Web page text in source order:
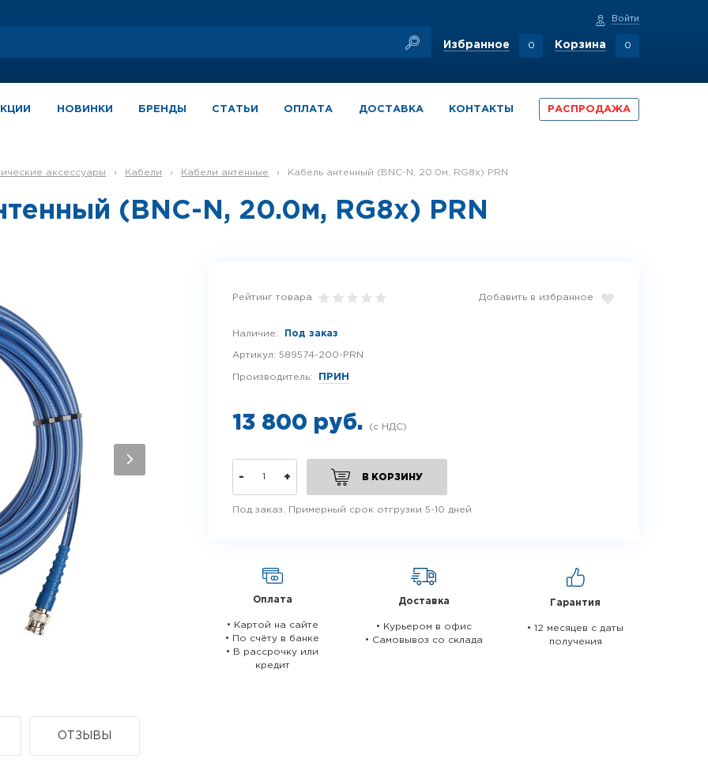
0
Избранное 0
Корзина
Войти
НОВИНКИ БРЕНДЫ СТАТЬИ ОПЛАТА ДОСТАВКА КОНТАКТЫ РАСПРОДАЖА
аксессуары › Кабели › Кабели антенные › Кабель антенный (BNC-N, 20.0м, RG8x) PRN
(BNC-N, 20.0м, RG8x) PRN
Рейтинг товара Добавить в избранное
Наличие: Под заказ
Артикул: 589574-200-PRN
Производитель: ПРИН
13 800 руб.
- + В КОРЗИНУ
Под заказ. Примерный срок отгрузки 5-10 дней
Оплата
• Картой на сайте
• По счёту в банке
• В рассрочку или
кредит
Доставка
• Курьером в офис
• Самовывоз со склада
Гарантия
• 12 месяцев c даты
получения
ОТЗЫВЫ